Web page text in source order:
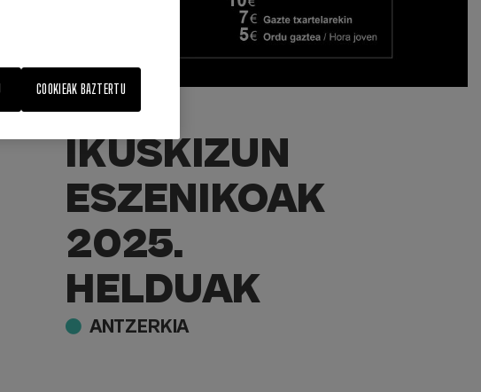
IKUSKIZUN
ESZENIKOAK
2025.
HELDUAK
ANTZERKIA
COOKIEAK BAZTERTU